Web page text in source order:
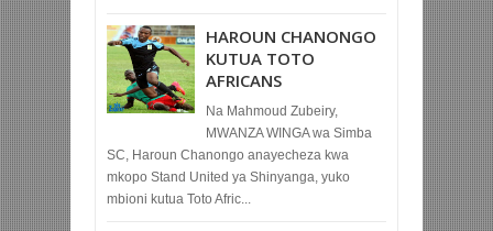
HAROUN CHANONGO
KUTUA TOTO
AFRICANS
Na Mahmoud Zubeiry,
MWANZA WINGA wa Simba
SC, Haroun Chanongo anayecheza kwa
mkopo Stand United ya Shinyanga, yuko
mbioni kutua Toto Afric...